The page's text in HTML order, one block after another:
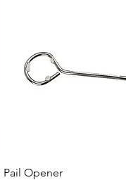
Aperçu rapide
Pail Opener